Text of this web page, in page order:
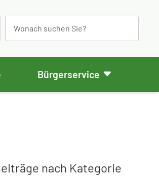
h
Bürgerservice
nach Kategorie